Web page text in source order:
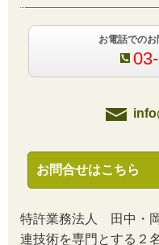
お電話での
お問合せはこちら
特許業務法人 田中・
連技術を専門とする２